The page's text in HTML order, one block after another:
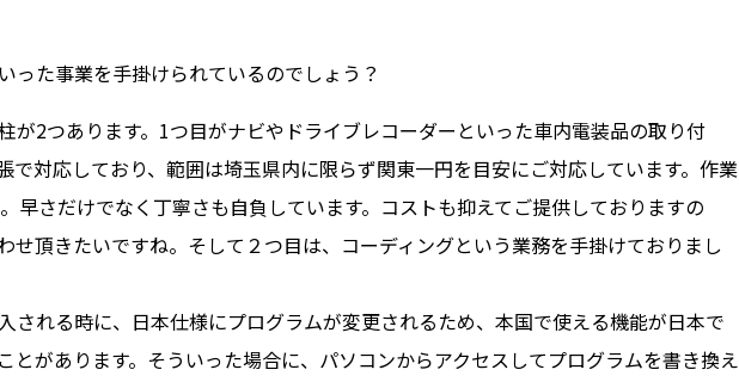
った事業を手掛けられているのでしょう？
が2つあります。1つ目がナビやドライブレコーダーといった車内電装品の取り付
で対応しており、範囲は埼玉県内に限らず関東一円を目安にご対応しています。作業
早さだけでなく丁寧さも自負しています。コストも抑えてご提供しておりますの
せ頂きたいですね。そして２つ目は、コーディングという業務を手掛けておりまし
される時に、日本仕様にプログラムが変更されるため、本国で使える機能が日本で
とがあります。そういった場合に、パソコンからアクセスしてプログラムを書き換え